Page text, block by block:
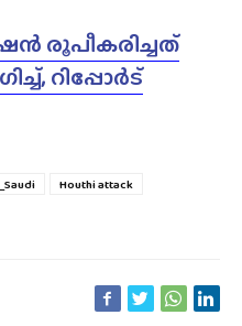
രൂപീകരിച്ചത്
റിപ്പോർട്
Houthi attack